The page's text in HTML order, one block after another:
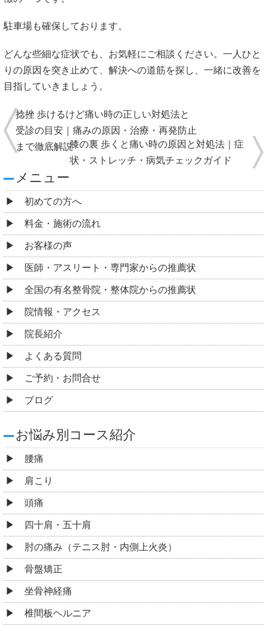
駐車場も確保しております。
どんな些細な症状でも、お気軽にご相談ください。一人ひと
りの原因を突き止めて、解決への道筋を探し、一緒に改善を
目指していきましょう。
捻挫 歩けるけど痛い時の正しい対処法と
受診の目安｜痛みの原因・治療・再発防止
まで徹底解説膝の裏 歩くと痛い時の原因と対処法｜症
状・ストレッチ・病気チェックガイド
メニュー
初めての方へ
料金・施術の流れ
お客様の声
医師・アスリート・専門家からの推薦状
全国の有名整骨院・整体院からの推薦状
院情報・アクセス
院長紹介
よくある質問
ご予約・お問合せ
ブログ
お悩み別コース紹介
腰痛
肩こり
頭痛
四十肩・五十肩
肘の痛み（テニス肘・内側上火炎）
骨盤矯正
坐骨神経痛
椎間板ヘルニア